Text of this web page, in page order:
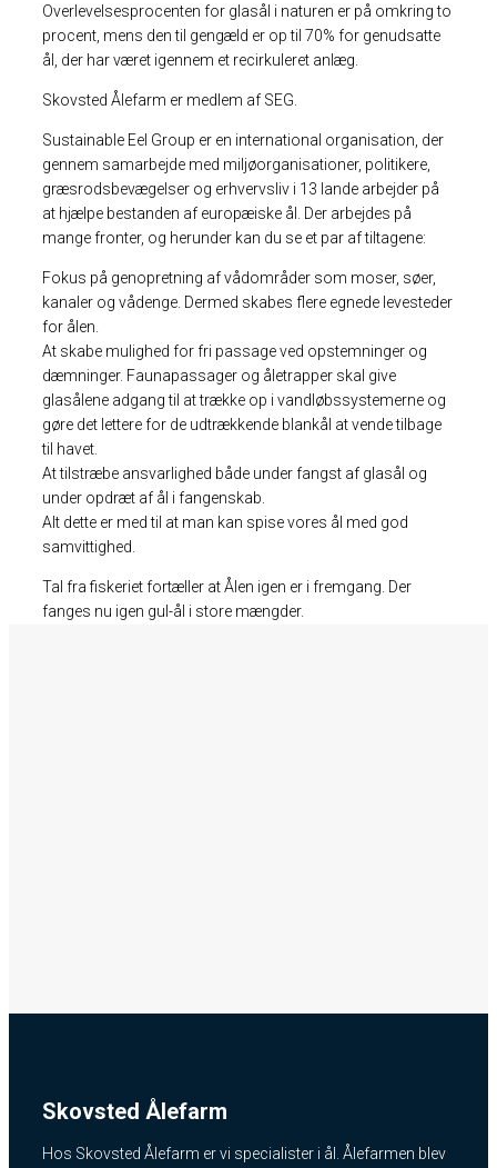
Overlevelsesprocenten for glasål i naturen er på omkring to
procent, mens den til gengæld er op til 70% for genudsatte
ål, der har været igennem et recirkuleret anlæg.
Skovsted Ålefarm er medlem af SEG.
Sustainable Eel Group er en international organisation, der
gennem samarbejde med miljøorganisationer, politikere,
græsrodsbevægelser og erhvervsliv i 13 lande arbejder på
at hjælpe bestanden af europæiske ål. Der arbejdes på
mange fronter, og herunder kan du se et par af tiltagene:
Fokus på genopretning af vådområder som moser, søer,
kanaler og vådenge. Dermed skabes flere egnede levesteder
for ålen.
At skabe mulighed for fri passage ved opstemninger og
dæmninger. Faunapassager og åletrapper skal give
glasålene adgang til at trække op i vandløbssystemerne og
gøre det lettere for de udtrækkende blankål at vende tilbage
til havet.
At tilstræbe ansvarlighed både under fangst af glasål og
under opdræt af ål i fangenskab.
Alt dette er med til at man kan spise vores ål med god
samvittighed.
Tal fra fiskeriet fortæller at Ålen igen er i fremgang. Der
fanges nu igen gul-ål i store mængder.
Skovsted Ålefarm
Hos Skovsted Ålefarm er vi specialister i ål. Ålefarmen blev